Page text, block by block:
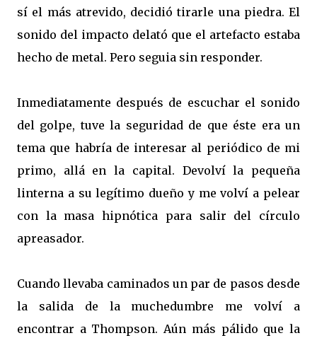
sí el más atrevido, decidió tirarle una piedra. El
sonido del impacto delató que el artefacto estaba
hecho de metal. Pero seguia sin responder.
Inmediatamente después de escuchar el sonido
del golpe, tuve la seguridad de que éste era un
tema que habría de interesar al periódico de mi
primo, allá en la capital. Devolví la pequeña
linterna a su legítimo dueño y me volví a pelear
con la masa hipnótica para salir del círculo
apreasador.
Cuando llevaba caminados un par de pasos desde
la salida de la muchedumbre me volví a
encontrar a Thompson. Aún más pálido que la